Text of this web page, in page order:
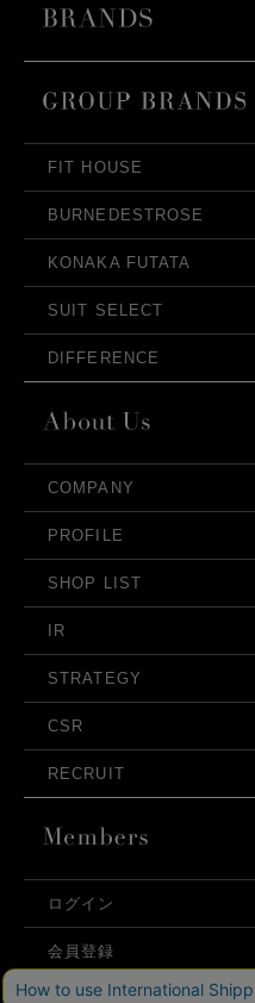
FIT HOUSE
BURNEDESTROSE
KONAKA FUTATA
SUIT SELECT
DIFFERENCE
COMPANY
PROFILE
SHOP LIST
IR
STRATEGY
CSR
RECRUIT
ログイン
会員登録
利用規約